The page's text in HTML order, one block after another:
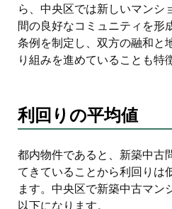
ら、中央区では新しいマンシ
間の良好なコミュニティを形
条例を制定し、双方の融和と
り組みを進めていることも特
利回りの平均値
都内物件であると、新築中古
てきていることから利回りは
ます。中央区で新築中古マン
以下になります。